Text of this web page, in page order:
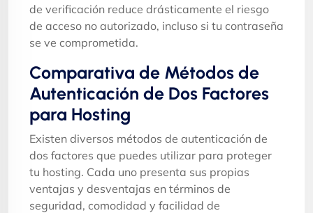
de verificación reduce drásticamente el riesgo
de acceso no autorizado, incluso si tu contraseña
se ve comprometida.
Comparativa de Métodos de
Autenticación de Dos Factores
para Hosting
Existen diversos métodos de autenticación de
dos factores que puedes utilizar para proteger
tu hosting. Cada uno presenta sus propias
ventajas y desventajas en términos de
seguridad, comodidad y facilidad de